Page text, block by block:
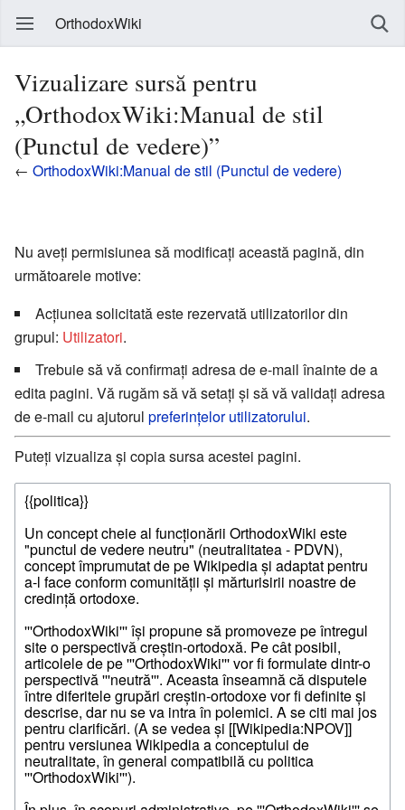
OrthodoxWiki
Vizualizare sursă pentru
„OrthodoxWiki:Manual de stil
(Punctul de vedere)”
← OrthodoxWiki:Manual de stil (Punctul de vedere)
Nu aveți permisiunea să modificați această pagină, din
următoarele motive:
Acțiunea solicitată este rezervată utilizatorilor din
grupul: Utilizatori.
Trebuie să vă confirmați adresa de e-mail înainte de a
edita pagini. Vă rugăm să vă setați și să vă validați adresa
de e-mail cu ajutorul preferințelor utilizatorului.
Puteți vizualiza și copia sursa acestei pagini.